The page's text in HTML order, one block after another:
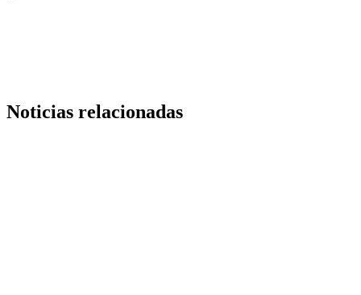
Noticias relacionadas